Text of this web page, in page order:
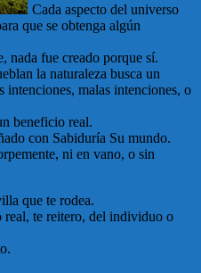
Cada aspecto del universo
que se obtenga algún
nada fue creado porque sí.
la naturaleza busca un
intenciones, malas intenciones, o
beneficio real.
con Sabiduría Su mundo.
ni en vano, o sin
que te rodea.
real, te reitero, del individuo o